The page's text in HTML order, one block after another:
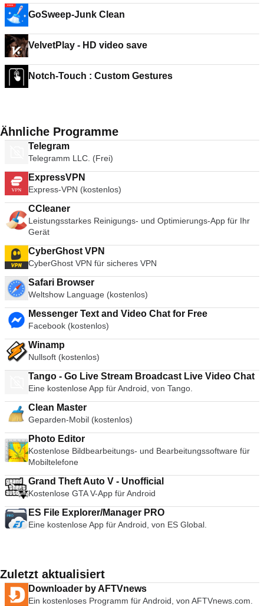
GoSweep-Junk Clean
VelvetPlay - HD video save
Notch-Touch : Custom Gestures
Ähnliche Programme
Telegram
Telegramm LLC. (Frei)
ExpressVPN
Express-VPN (kostenlos)
CCleaner
Leistungsstarkes Reinigungs- und Optimierungs-App für Ihr
Gerät
CyberGhost VPN
CyberGhost VPN für sicheres VPN
Safari Browser
Weltshow Language (kostenlos)
Messenger Text and Video Chat for Free
Facebook (kostenlos)
Winamp
Nullsoft (kostenlos)
Tango - Go Live Stream Broadcast Live Video Chat
Eine kostenlose App für Android, von Tango.
Clean Master
Geparden-Mobil (kostenlos)
Photo Editor
Kostenlose Bildbearbeitungs- und Bearbeitungssoftware für
Mobiltelefone
Grand Theft Auto V - Unofficial
Kostenlose GTA V-App für Android
ES File Explorer/Manager PRO
Eine kostenlose App für Android, von ES Global.
Zuletzt aktualisiert
Downloader by AFTVnews
Ein kostenloses Programm für Android, von AFTVnews.com.